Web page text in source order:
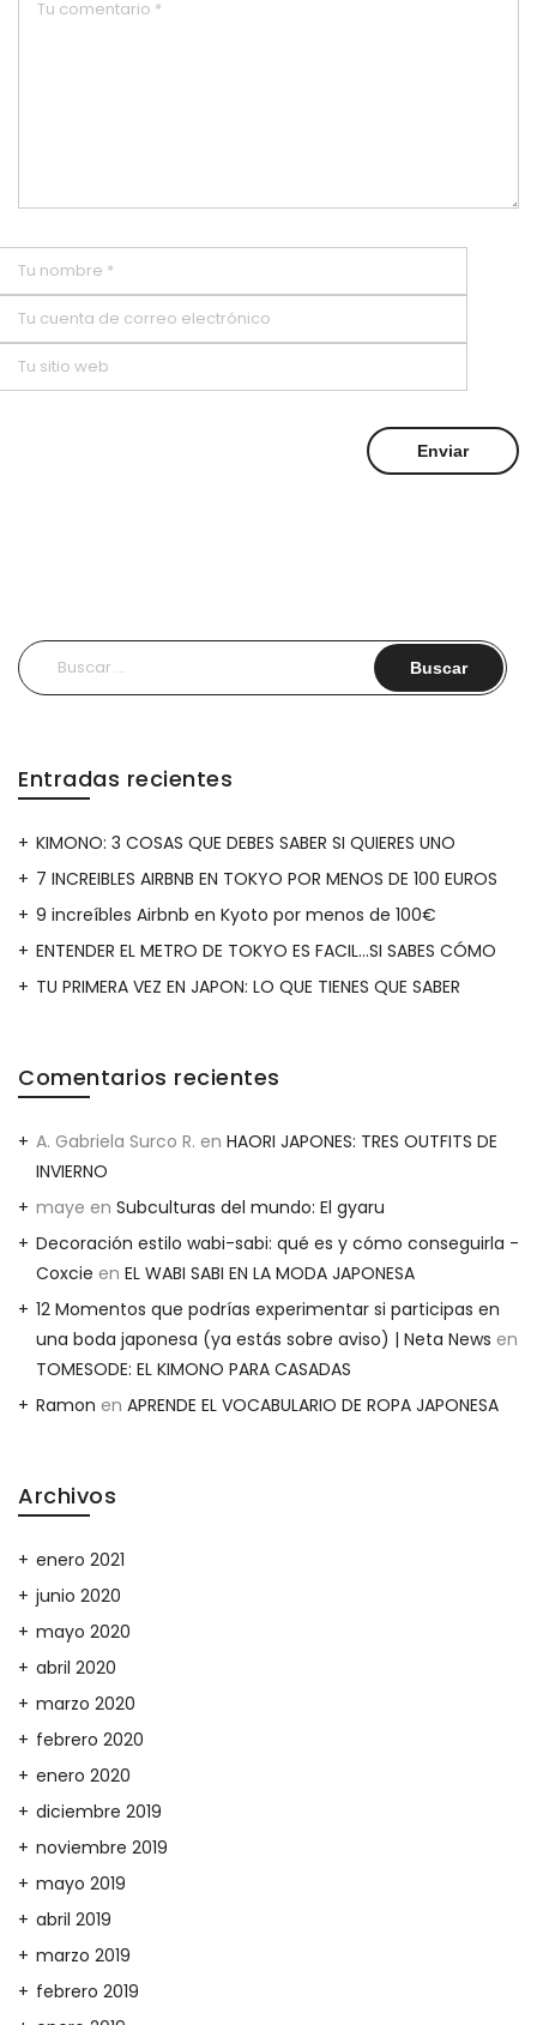
Buscar:
Entradas recientes
KIMONO: 3 COSAS QUE DEBES SABER SI QUIERES UNO
7 INCREIBLES AIRBNB EN TOKYO POR MENOS DE 100 EUROS
9 increíbles Airbnb en Kyoto por menos de 100€
ENTENDER EL METRO DE TOKYO ES FACIL…SI SABES CÓMO
TU PRIMERA VEZ EN JAPON: LO QUE TIENES QUE SABER
Comentarios recientes
A. Gabriela Surco R. en HAORI JAPONES: TRES OUTFITS DE
INVIERNO
maye en Subculturas del mundo: El gyaru
Decoración estilo wabi-sabi: qué es y cómo conseguirla -
Coxcie en EL WABI SABI EN LA MODA JAPONESA
12 Momentos que podrías experimentar si participas en
una boda japonesa (ya estás sobre aviso) | Neta News en
TOMESODE: EL KIMONO PARA CASADAS
Ramon en APRENDE EL VOCABULARIO DE ROPA JAPONESA
Archivos
enero 2021
junio 2020
mayo 2020
abril 2020
marzo 2020
febrero 2020
enero 2020
diciembre 2019
noviembre 2019
mayo 2019
abril 2019
marzo 2019
febrero 2019